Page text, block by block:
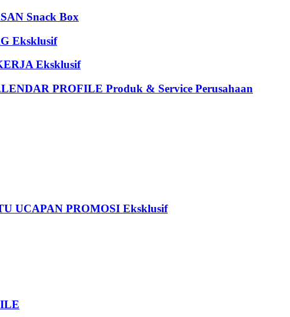
Snack Box
Eksklusif
Eksklusif
PROFILE Produk & Service Perusahaan
UCAPAN PROMOSI Eksklusif